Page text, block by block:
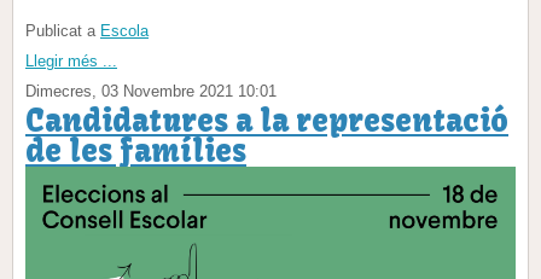
Publicat a Escola
Llegir més ...
Dimecres, 03 Novembre 2021 10:01
Candidatures a la representació
de les famílies